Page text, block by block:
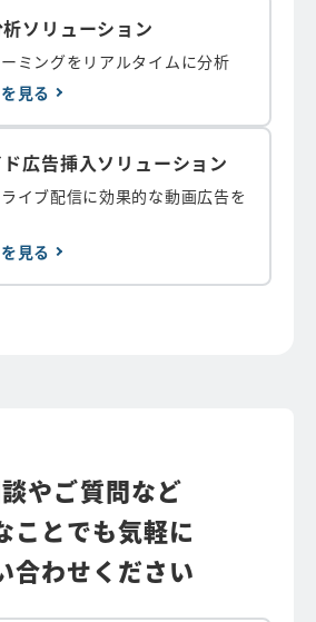
ソリューション
ミングをリアルタイムに分析
見る
広告挿入ソリューション
イブ配信に効果的な動画広告を
見る
やご質問など
ことでも気軽に
合わせください